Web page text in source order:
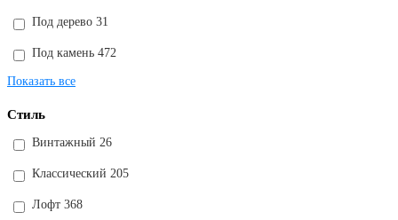
Под дерево 31
Под камень 472
Показать все
Стиль
Винтажный 26
Классический 205
Лофт 368